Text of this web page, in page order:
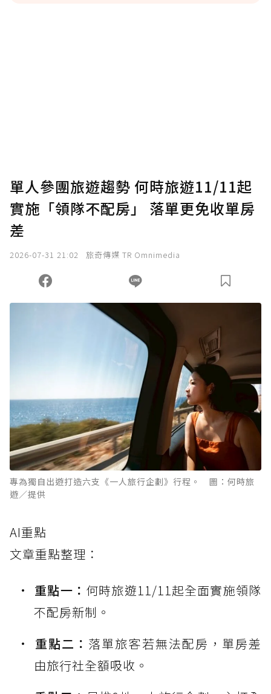
確認送出
您當前剩餘 U 利點數：0點；前往 購買點數
單人參團旅遊趨勢 何時旅遊11/11起
實施「領隊不配房」 落單更免收單房
差
2026-07-31 21:02 旅奇傳媒 TR Omnimedia
專為獨自出遊打造六支《一人旅行企劃》行程。 圖：何時旅
遊／提供
AI重點
文章重點整理：
重點一： 何時旅遊11/11起全面實施領隊
不配房新制。
重點二： 落單旅客若無法配房，單房差
由旅行社全額吸收。